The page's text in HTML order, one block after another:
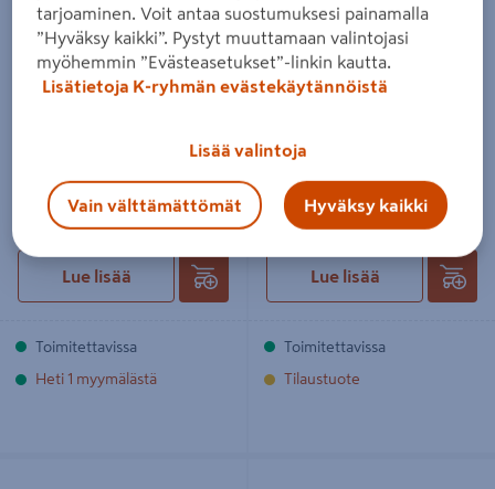
44,95€/kpl
44,95 €/ kpl
Lue lisää
Toimitettavissa
Heti 1 myymälästä
Konepaja JASU 60x1200mm
suora sinkitty
175€/kpl
175 €/ kpl
Lue lisää
Toimitettavissa
Tilaustuote
tarjoaminen. Voit antaa suostumuksesi painamalla
”Hyväksy kaikki”. Pystyt muuttamaan valintojasi
myöhemmin ”Evästeasetukset”-linkin kautta.
Lisätietoja K-ryhmän evästekäytännöistä
Lisää valintoja
Vain välttämättömät Hyväksy kaikki